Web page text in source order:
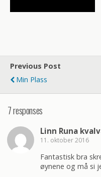
Previous Post
Min Plass
7 responses
Linn Runa
11. oktober 2016
Fantastisk bra
øynene og må si